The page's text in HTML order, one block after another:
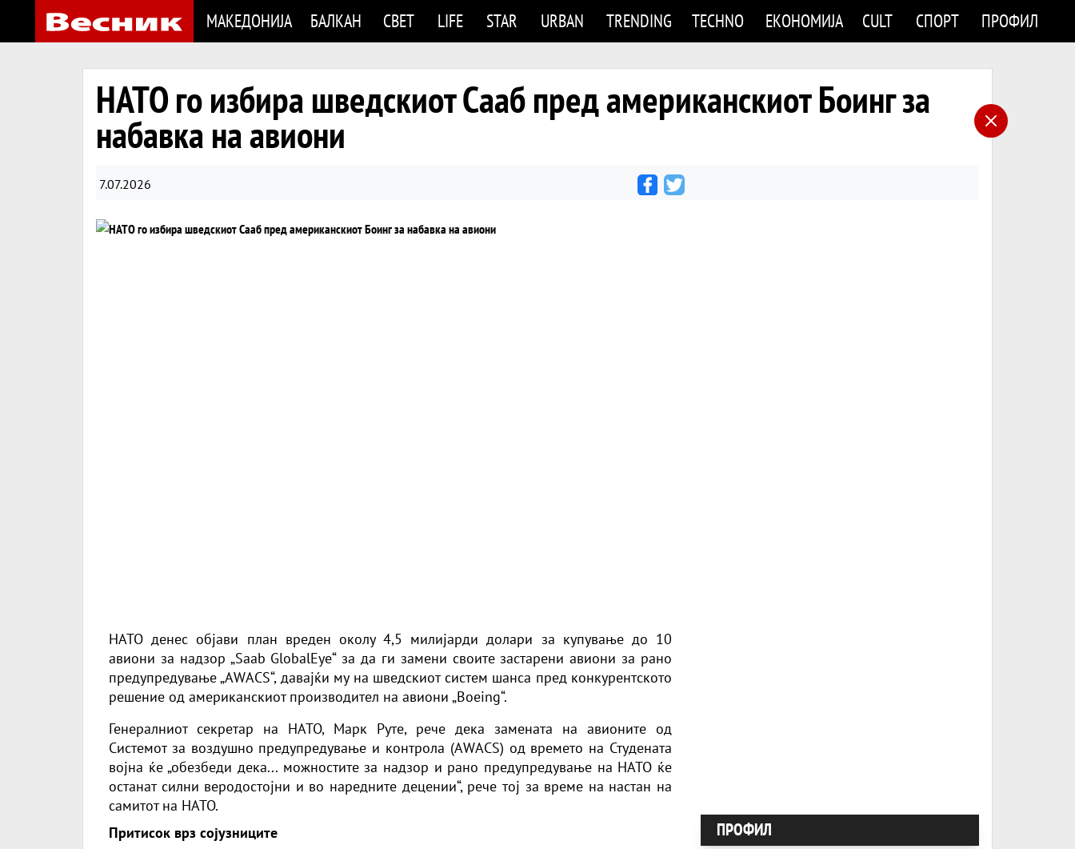
МАКЕДОНИЈА БАЛКАН СВЕТ LIFE STAR URBAN TRENDING TECHNO ЕКОНОМИЈА CULT СПОРТ ПРОФИЛ
НАТО го избира шведскиот Сааб пред американскиот Боинг за
набавка на авиони
7.07.2026
НАТО денес објави план вреден околу 4,5 милијарди долари за купување до 10
авиони за надзор „Saab GlobalEye“ за да ги замени своите застарени авиони за рано
предупредување „AWACS“, давајќи му на шведскиот систем шанса пред конкурентското
решение од американскиот производител на авиони „Boeing“.
Генералниот секретар на НАТО, Марк Руте, рече дека замената на авионите од
Системот за воздушно предупредување и контрола (AWACS) од времето на Студената
војна ќе „обезбеди дека... можностите за надзор и рано предупредување на НАТО ќе
останат силни веродостојни и во наредните децении“, рече тој за време на настан на
самитот на НАТО.
Притисок врз сојузниците
ПРОФИЛ